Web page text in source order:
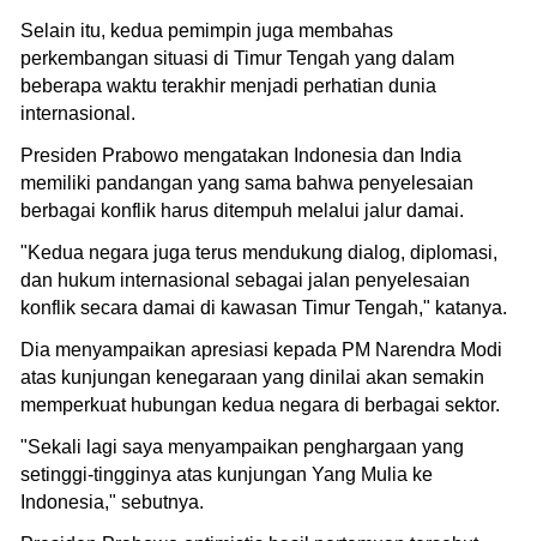
Selain itu, kedua pemimpin juga membahas
perkembangan situasi di Timur Tengah yang dalam
beberapa waktu terakhir menjadi perhatian dunia
internasional.
Presiden Prabowo mengatakan Indonesia dan India
memiliki pandangan yang sama bahwa penyelesaian
berbagai konflik harus ditempuh melalui jalur damai.
"Kedua negara juga terus mendukung dialog, diplomasi,
dan hukum internasional sebagai jalan penyelesaian
konflik secara damai di kawasan Timur Tengah," katanya.
Dia menyampaikan apresiasi kepada PM Narendra Modi
atas kunjungan kenegaraan yang dinilai akan semakin
memperkuat hubungan kedua negara di berbagai sektor.
"Sekali lagi saya menyampaikan penghargaan yang
setinggi-tingginya atas kunjungan Yang Mulia ke
Indonesia," sebutnya.